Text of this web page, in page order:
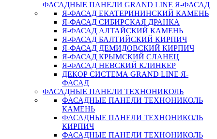
ФАСАДНЫЕ ПАНЕЛИ GRAND LINE Я-ФАСАД
Я-ФАСАД ЕКАТЕРИНИНСКИЙ КАМЕНЬ
Я-ФАСАД СИБИРСКАЯ ДРАНКА
Я-ФАСАД АЛТАЙСКИЙ КАМЕНЬ
Я-ФАСАД БАЛТИЙСКИЙ КИРПИЧ
Я-ФАСАД ДЕМИДОВСКИЙ КИРПИЧ
Я-ФАСАД КРЫМСКИЙ СЛАНЕЦ
Я-ФАСАД НЕВСКИЙ КЛИНКЕР
ДЕКОР СИСТЕМА GRAND LINE Я-
ФАСАД
ФАСАДНЫЕ ПАНЕЛИ ТЕХНОНИКОЛЬ
ФАСАДНЫЕ ПАНЕЛИ ТЕХНОНИКОЛЬ
КАМЕНЬ
ФАСАДНЫЕ ПАНЕЛИ ТЕХНОНИКОЛЬ
КИРПИЧ
ФАСАДНЫЕ ПАНЕЛИ ТЕХНОНИКОЛЬ